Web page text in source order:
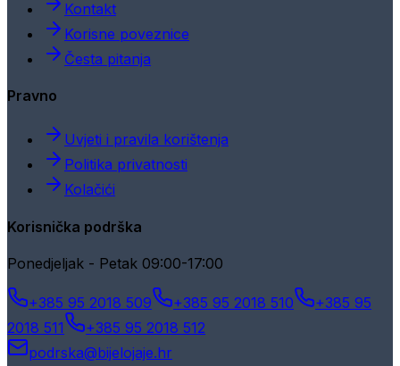
Kontakt
Korisne poveznice
Česta pitanja
Pravno
Uvjeti i pravila korištenja
Politika privatnosti
Kolačići
Korisnička podrška
Ponedjeljak - Petak 09:00-17:00
+385 95 2018 509 +385 95 2018 510
+385 95
2018 511
+385 95 2018 512
podrska@bijelojaje.hr